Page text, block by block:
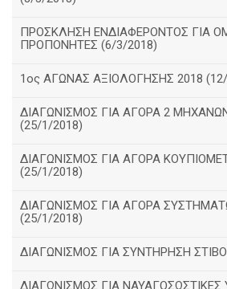
ΠΡΟΣΚΛΗΣΗ ΕΝΔΙΑΦΕΡΟΝΤΟΣ ΓΙΑ
ΠΡΟΠΟΝΗΤΕΣ (6/3/2018)
1ος ΑΓΩΝΑΣ ΑΞΙΟΛΟΓΗΣΗΣ 2018
ΔΙΑΓΩΝΙΣΜΟΣ ΓΙΑ ΑΓΟΡΑ 2
(25/1/2018)
ΔΙΑΓΩΝΙΣΜΟΣ ΓΙΑ ΑΓΟΡΑ
(25/1/2018)
ΔΙΑΓΩΝΙΣΜΟΣ ΓΙΑ ΑΓΟΡΑ
(25/1/2018)
ΔΙΑΓΩΝΙΣΜΟΣ ΓΙΑ ΣΥΝΤΗΡΗΣΗ
ΔΙΑΓΩΝΙΣΜΟΣ ΓΙΑ ΝΑΥΑΓΟΣΩΣΤΙΚΕΣ